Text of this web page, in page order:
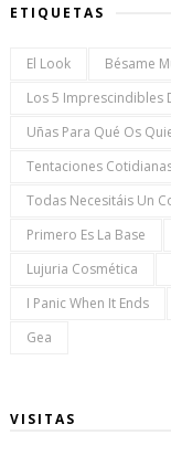
ETIQUETAS
El Look Bésame
Los 5 Imprescindibles
Uñas Para Qué Os
Tentaciones
Todas Necesitáis Un
Primero Es La Base
Lujuria Cosmética
I Panic When It Ends
Gea
VISITAS